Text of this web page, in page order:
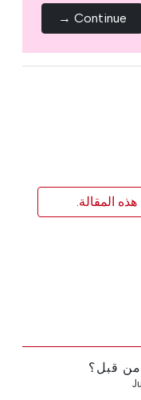
Continue →
المقالة.
من قبل؟